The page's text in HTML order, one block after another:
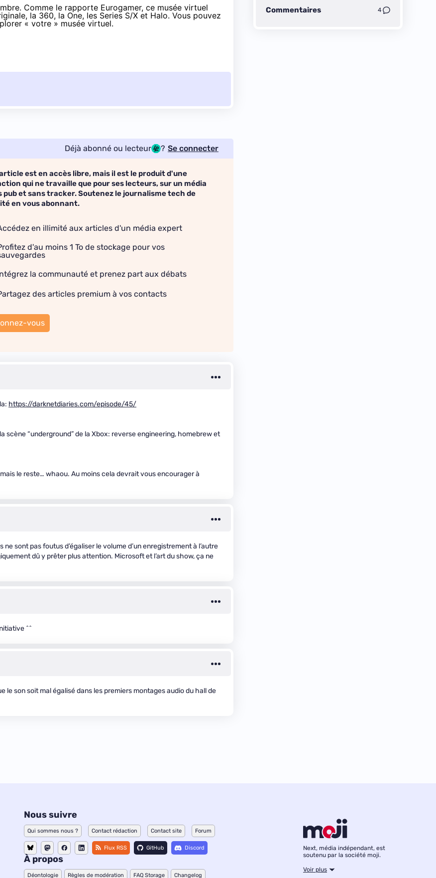
. Comme le rapporte Eurogamer, ce musée virtuel
la 360, la One, les Series S/X et Halo. Vous pouvez
« votre » musée virtuel.
Déjà abonné ou lecteur ? Se connecter
est en accès libre, mais il est le produit d'une
qui ne travaille que pour ses lecteurs, sur un média
pub et sans tracker. Soutenez le journalisme tech de
en vous abonnant.
en illimité aux articles d'un média expert
d'au moins 1 To de stockage pour vos
la communauté et prenez part aux débats
des articles premium à vos contacts
vous
https://darknetdiaries.com/episode/45/
scène “underground” de la Xbox: reverse engineering, homebrew et
le reste… whaou. Au moins cela devrait vous encourager à
sont pas foutus d’égaliser le volume d’un enregistrement à l’autre
dû y prêter plus attention. Microsoft et l’art du show, ça ne
^^
le son soit mal égalisé dans les premiers montages audio du hall de
Commentaires 4
Nous suivre
Qui sommes nous ? Contact rédaction Contact site Forum
Flux RSS GitHub Discord
À propos
Déontologie Règles de modération FAQ Storage Changelog
Next, média indépendant, est
soutenu par la société moji.
Voir plus